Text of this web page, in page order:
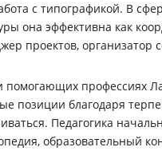
с типографикой. В
она эффективна как
проектов, организатор
помогающих профессиях
позиции благодаря
Педагогика
образовательный